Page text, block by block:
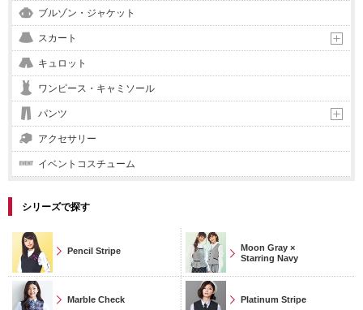
ブルゾン・ジャケット
スカート
キュロット
ワンピース・キャミソール
パンツ
アクセサリー
イベントコスチューム
シリーズで探す
Pencil Stripe
Moon Gray ×
Starring Navy
Marble Check Platinum Stripe